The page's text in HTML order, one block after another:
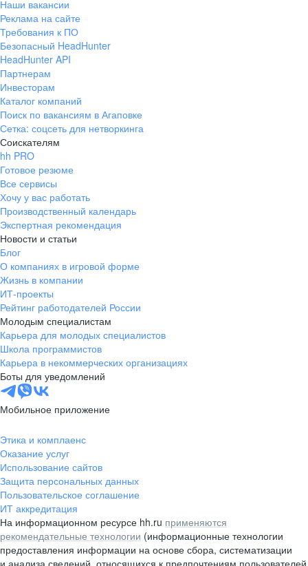
Наши вакансии
Реклама на сайте
Требования к ПО
Безопасный HeadHunter
HeadHunter API
Партнерам
Инвесторам
Каталог компаний
Поиск по вакансиям в Агаповке
Сетка: соцсеть для нетворкинга
Соискателям
hh PRO
Готовое резюме
Все сервисы
Хочу у вас работать
Производственный календарь
Экспертная рекомендация
Новости и статьи
Блог
О компаниях в игровой форме
Жизнь в компании
ИТ-проекты
Рейтинг работодателей России
Молодым специалистам
Карьера для молодых специалистов
Школа программистов
Карьера в некоммерческих организациях
Боты для уведомлений
Мобильное приложение
Этика и комплаенс
Оказание услуг
Использование сайтов
Защита персональных данных
Пользовательское соглашение
ИТ аккредитация
На информационном ресурсе hh.ru применяются
рекомендательные технологии (информационные технологии
предоставления информации на основе сбора, систематизации
и анализа сведений, относящихся к предпочтениям пользователей